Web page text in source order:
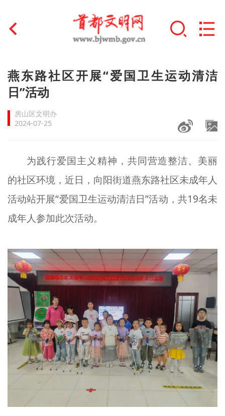
首页
文明创建
文明实践
未成年人思想道德建设
榜样人物
+
身边好人
北京宣传文化引导基金
宣传思想文化人才
专题
资料库
+
燕东路社区开展“爱国卫生运动清洁
日”活动
房山区文明办
2024-07-25
为践行爱国主义精神，共同营造整洁、美丽
的社区环境，近日，向阳街道燕东路社区未成年人
活动站开展“爱国卫生运动清洁日”活动，共19名未
成年人参加此次活动。